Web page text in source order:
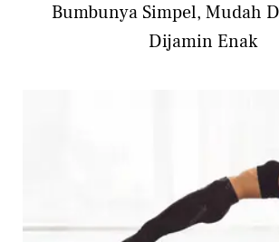
Bumbunya Simpel, Mudah
Dijamin Enak